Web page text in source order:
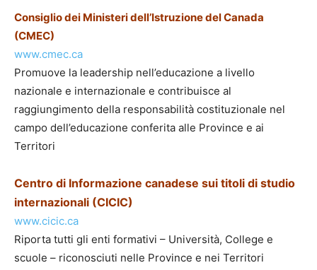
Consiglio dei Ministeri dell’Istruzione del Canada
(CMEC)
www.cmec.ca
Promuove la leadership nell’educazione a livello
nazionale e internazionale e contribuisce al
raggiungimento della responsabilità costituzionale nel
campo dell’educazione conferita alle Province e ai
Territori
Centro di Informazione canadese sui titoli di studio
internazionali (CICIC)
www.cicic.ca
Riporta tutti gli enti formativi – Università, College e
scuole – riconosciuti nelle Province e nei Territori